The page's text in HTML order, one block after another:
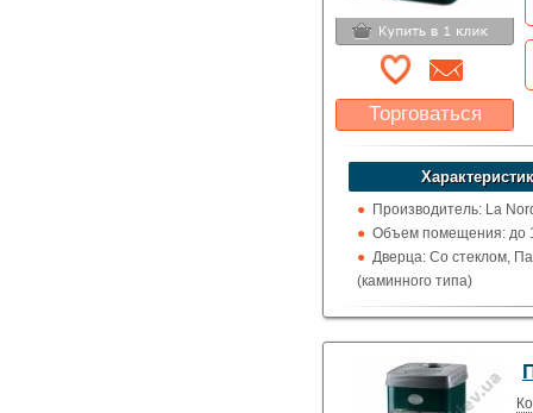
Торговаться
Какая цена Вас
устроит?
Указать цену
Производитель: La
Объем помещения: до
Дверца: Со стеклом,
(каминного типа)
Поверхность: Варочная
Обогрев: Воздушный
Выход дымохода: